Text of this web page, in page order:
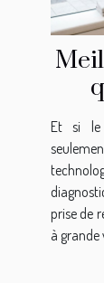
Et si le
prise de
à grande